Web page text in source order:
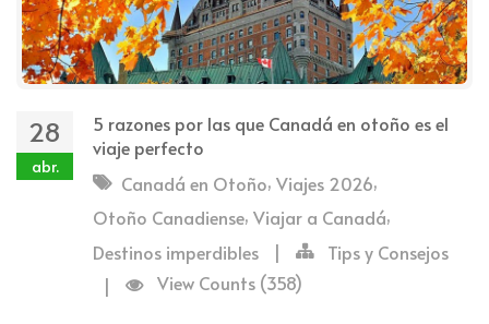
28
abr.
5 razones por las que Canadá en otoño es el
viaje perfecto
Canadá en Otoño, Viajes 2026,
Otoño Canadiense, Viajar a Canadá,
Destinos imperdibles
|
Tips y Consejos
|
View Counts (358)